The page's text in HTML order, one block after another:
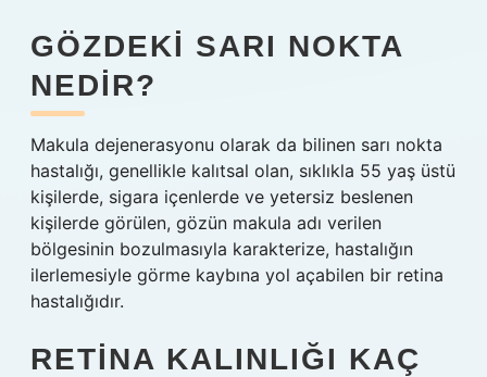
GÖZDEKI SARI NOKTA
NEDIR?
Makula dejenerasyonu olarak da bilinen sarı nokta
hastalığı, genellikle kalıtsal olan, sıklıkla 55 yaş üstü
kişilerde, sigara içenlerde ve yetersiz beslenen
kişilerde görülen, gözün makula adı verilen
bölgesinin bozulmasıyla karakterize, hastalığın
ilerlemesiyle görme kaybına yol açabilen bir retina
hastalığıdır.
RETINA KALINLIĞI KAÇ